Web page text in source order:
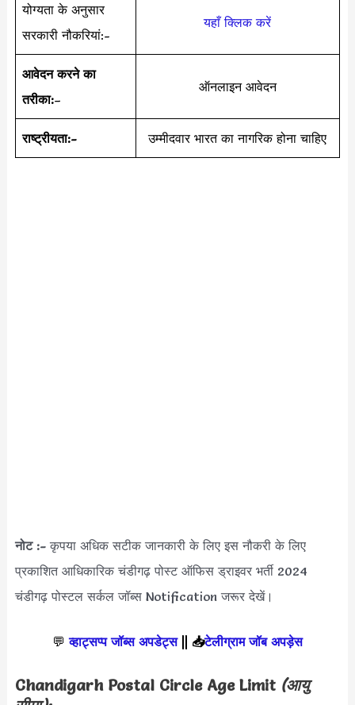
योग्यता के अनुसार
सरकारी नौकरियां:-
यहाँ क्लिक करें
आवेदन करने का
तरीका:–
ऑनलाइन आवेदन
राष्ट्रीयता:- उम्मीदवार भारत का नागरिक होना चाहिए
नोट :-कृपया अधिक सटीक जानकारी के लिए इस नौकरी के लिए
प्रकाशित आधिकारिक चंडीगढ़ पोस्ट ऑफिस ड्राइवर भर्ती 2024
चंडीगढ़ पोस्टल सर्कल जॉब्स Notification जरूर देखें।
💬 व्हाट्सप्प जॉब्स अपडेट्स|| 📥टेलीग्राम जॉब अपड़ेस
Chandigarh Postal Circle Age Limit (आयु